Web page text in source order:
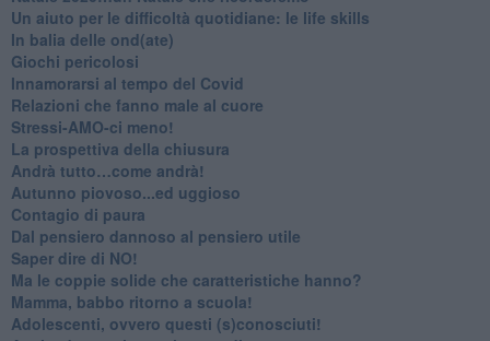
Un aiuto per le difficoltà quotidiane: le life skills
​In balia delle ond(ate)
Giochi pericolosi
Innamorarsi al tempo del Covid
​Relazioni che fanno male al cuore
​Stressi-AMO-ci meno!
​La prospettiva della chiusura
​Andrà tutto…come andrà!
Autunno piovoso...ed uggioso
​Contagio di paura
​Dal pensiero dannoso al pensiero utile
​Saper dire di NO!
​Ma le coppie solide che caratteristiche hanno?
​Mamma, babbo ritorno a scuola!
Adolescenti, ovvero questi (s)conosciuti!